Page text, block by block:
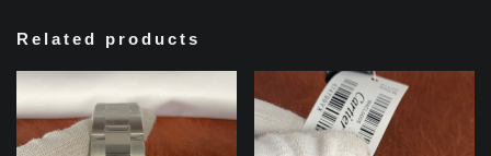
Related products